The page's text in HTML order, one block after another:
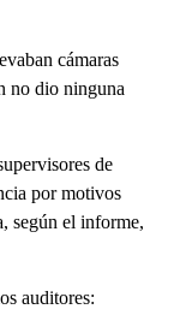
cámaras
no dio ninguna
de
por motivos
según el informe,
auditores: